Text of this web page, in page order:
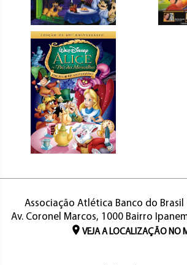
Associação Atlética Banco do
Av. Coronel Marcos, 1000 Bairro
VEJA A LOCALIZAÇÃO NO